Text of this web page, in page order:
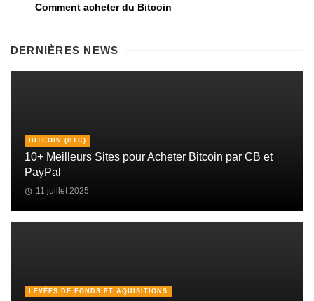
Comment acheter du Bitcoin
DERNIÈRES NEWS
BITCOIN (BTC)
10+ Meilleurs Sites pour Acheter Bitcoin par CB et
PayPal
11 juillet 2025
LEVÉES DE FONDS ET AQUISITIONS